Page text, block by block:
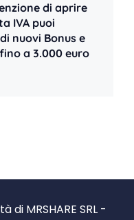
di aprire
IVA puoi
nuovi Bonus e
a 3.000 euro
MRSHARE SRL -